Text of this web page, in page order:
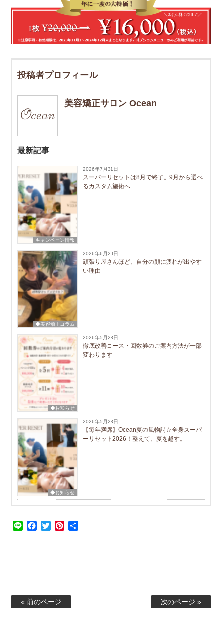
投稿者プロフィール
美容矯正サロン Ocean
最新記事
キャンペーン情報
2026年7月31日
スーパーリセットは8月で終了。9月から選べ
るカスタム施術へ
◆美容矯正コラム
2026年6月20日
頑張り屋さんほど、自分の顔に疲れが出やす
い理由
◆お知らせ
2026年5月28日
徹底改善コース・回数券のご案内方法が一部
変わります
◆お知らせ
2026年5月28日
【毎年満席】Ocean夏の風物詩☆全身スーパ
ーリセット2026！整えて、夏を越す。
Line Facebook
TwitterPinterest
« 前のページ 次のページ »